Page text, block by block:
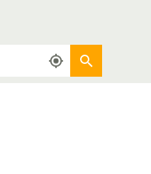
Aktuellen